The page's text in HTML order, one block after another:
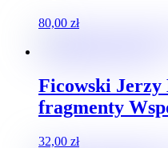
80,00 zł
Ficowski
fragmenty
32,00 zł